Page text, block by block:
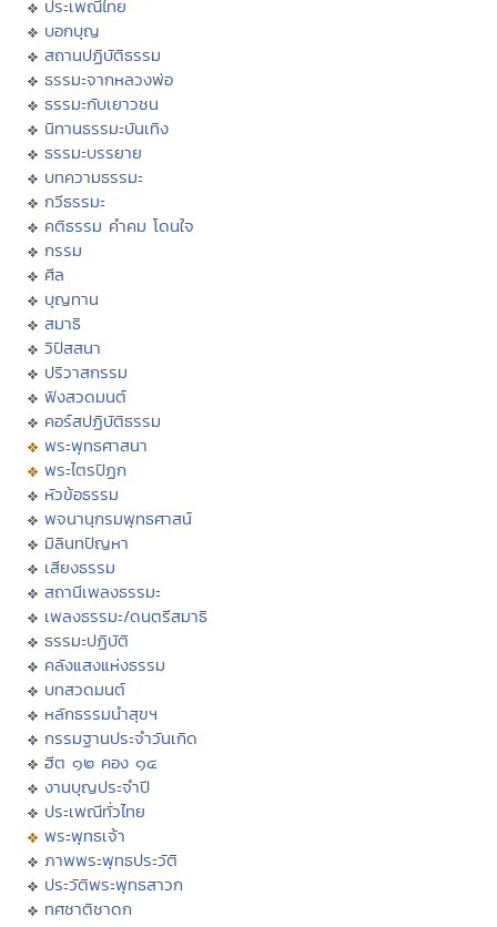
ประเพณีไทย
บอกบุญ
สถานปฏิบัติธรรม
ธรรมะจากหลวงพ่อ
ธรรมะกับเยาวชน
นิทานธรรมะบันเทิง
ธรรมะบรรยาย
บทความธรรมะ
กวีธรรมะ
คติธรรม คำคม โดนใจ
กรรม
ศีล
บุญทาน
สมาธิ
วิปัสสนา
ปริวาสกรรม
ฟังสวดมนต์
คอร์สปฏิบัติธรรม
พระพุทธศาสนา
พระไตรปิฏก
หัวข้อธรรม
พจนานุกรมพุทธศาสน์
มิลินทปัญหา
เสียงธรรม
สถานีเพลงธรรมะ
เพลงธรรมะ/ดนตรีสมาธิ
ธรรมะปฏิบัติ
คลังแสงแห่งธรรม
บทสวดมนต์
หลักธรรมนำสุขฯ
กรรมฐานประจำวันเกิด
ฮีต ๑๒ คอง ๑๔
งานบุญประจำปี
ประเพณีทั่วไทย
พระพุทธเจ้า
ภาพพระพุทธประวัติ
ประวัติพระพุทธสาวก
ทศชาติชาดก